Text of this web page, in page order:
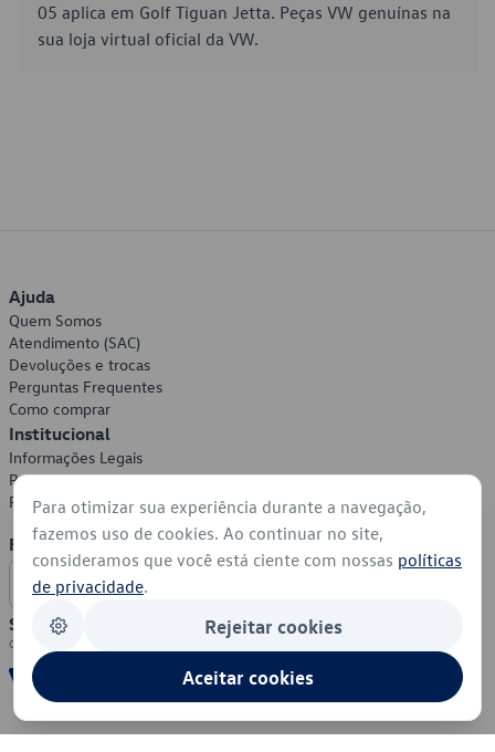
05 aplica em Golf Tiguan Jetta. Peças VW genuínas na
sua loja virtual oficial da VW.
Ajuda
Quem Somos
Atendimento (SAC)
Devoluções e trocas
Perguntas Frequentes
Como comprar
Institucional
Informações Legais
Política de Privacidade
Política de Cookies
Formas de Pagamento
Segurança
Para otimizar sua experiência durante a navegação,
fazemos uso de cookies. Ao continuar no site,
consideramos que você está ciente com nossas políticas
de privacidade.
Rejeitar cookies
Aceitar cookies